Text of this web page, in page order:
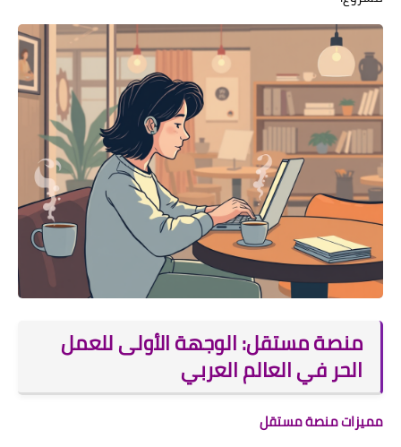
منصة مستقل: الوجهة الأولى للعمل
الحر في العالم العربي
مميزات منصة مستقل